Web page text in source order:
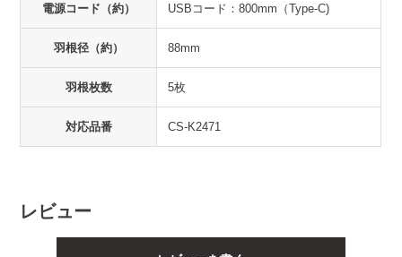
電源コード（約） USBコード：800mm（Type-C)
羽根径（約） 88mm
羽根枚数 5枚
対応品番 CS-K2471
レビュー